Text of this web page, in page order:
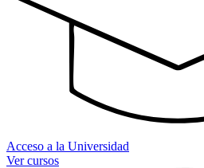
Acceso a la Universidad
Ver cursos